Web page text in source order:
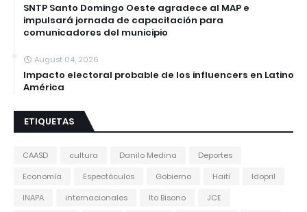
SNTP Santo Domingo Oeste agradece al MAP e
impulsará jornada de capacitación para
comunicadores del municipio
August 04, 2026
Impacto electoral probable de los influencers en Latino
América
ETIQUETAS
CAASD cultura Danilo Medina
Deportes
Economía
Espectáculos Gobierno Haití
Idopril
INAPA
internacionales Ito Bisono
JCE